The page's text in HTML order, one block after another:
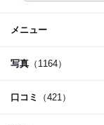
メニュー
写真 （1164）
口コミ （421）